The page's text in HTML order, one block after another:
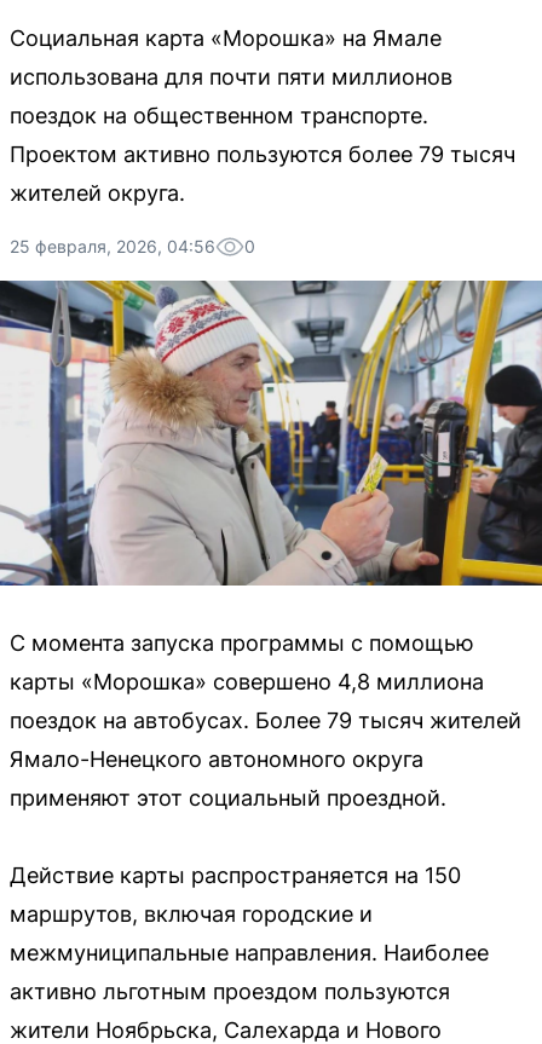
Социальная карта «Морошка» на Ямале
использована для почти пяти миллионов
поездок на общественном транспорте.
Проектом активно пользуются более 79 тысяч
жителей округа.
25 февраля, 2026, 04:56 0
С момента запуска программы с помощью
карты «Морошка» совершено 4,8 миллиона
поездок на автобусах. Более 79 тысяч жителей
Ямало-Ненецкого автономного округа
применяют этот социальный проездной.
Действие карты распространяется на 150
маршрутов, включая городские и
межмуниципальные направления. Наиболее
активно льготным проездом пользуются
жители Ноябрьска, Салехарда и Нового